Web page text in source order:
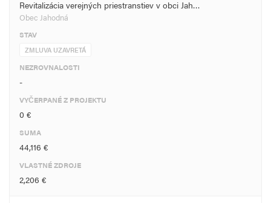
Revitalizácia verejných priestranstiev v obci Jah…
Obec Jahodná
STAV
ZMLUVA UZAVRETÁ
NEZROVNALOSTI
-
VYČERPANÉ Z PROJEKTU
0 €
SUMA
44,116 €
VLASTNÉ ZDROJE
2,206 €